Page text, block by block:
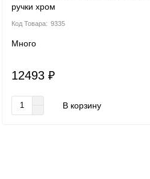
ручки хром
9335
Много
12493 ₽
В корзину